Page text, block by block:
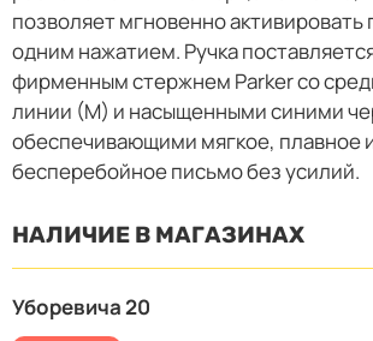
позволяет мгновенно
одним нажатием. Ручка
фирменным стержнем Parker со
линии (М) и насыщенными синими
обеспечивающими мягкое, плавное
бесперебойное письмо без усилий.
НАЛИЧИЕ В МАГАЗИНАХ
Уборевича 20